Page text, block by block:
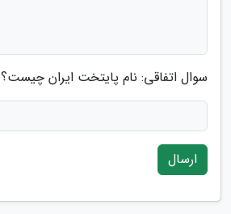
سوال اتفاقی: نام پایتخت ایران چیست؟
ارسال